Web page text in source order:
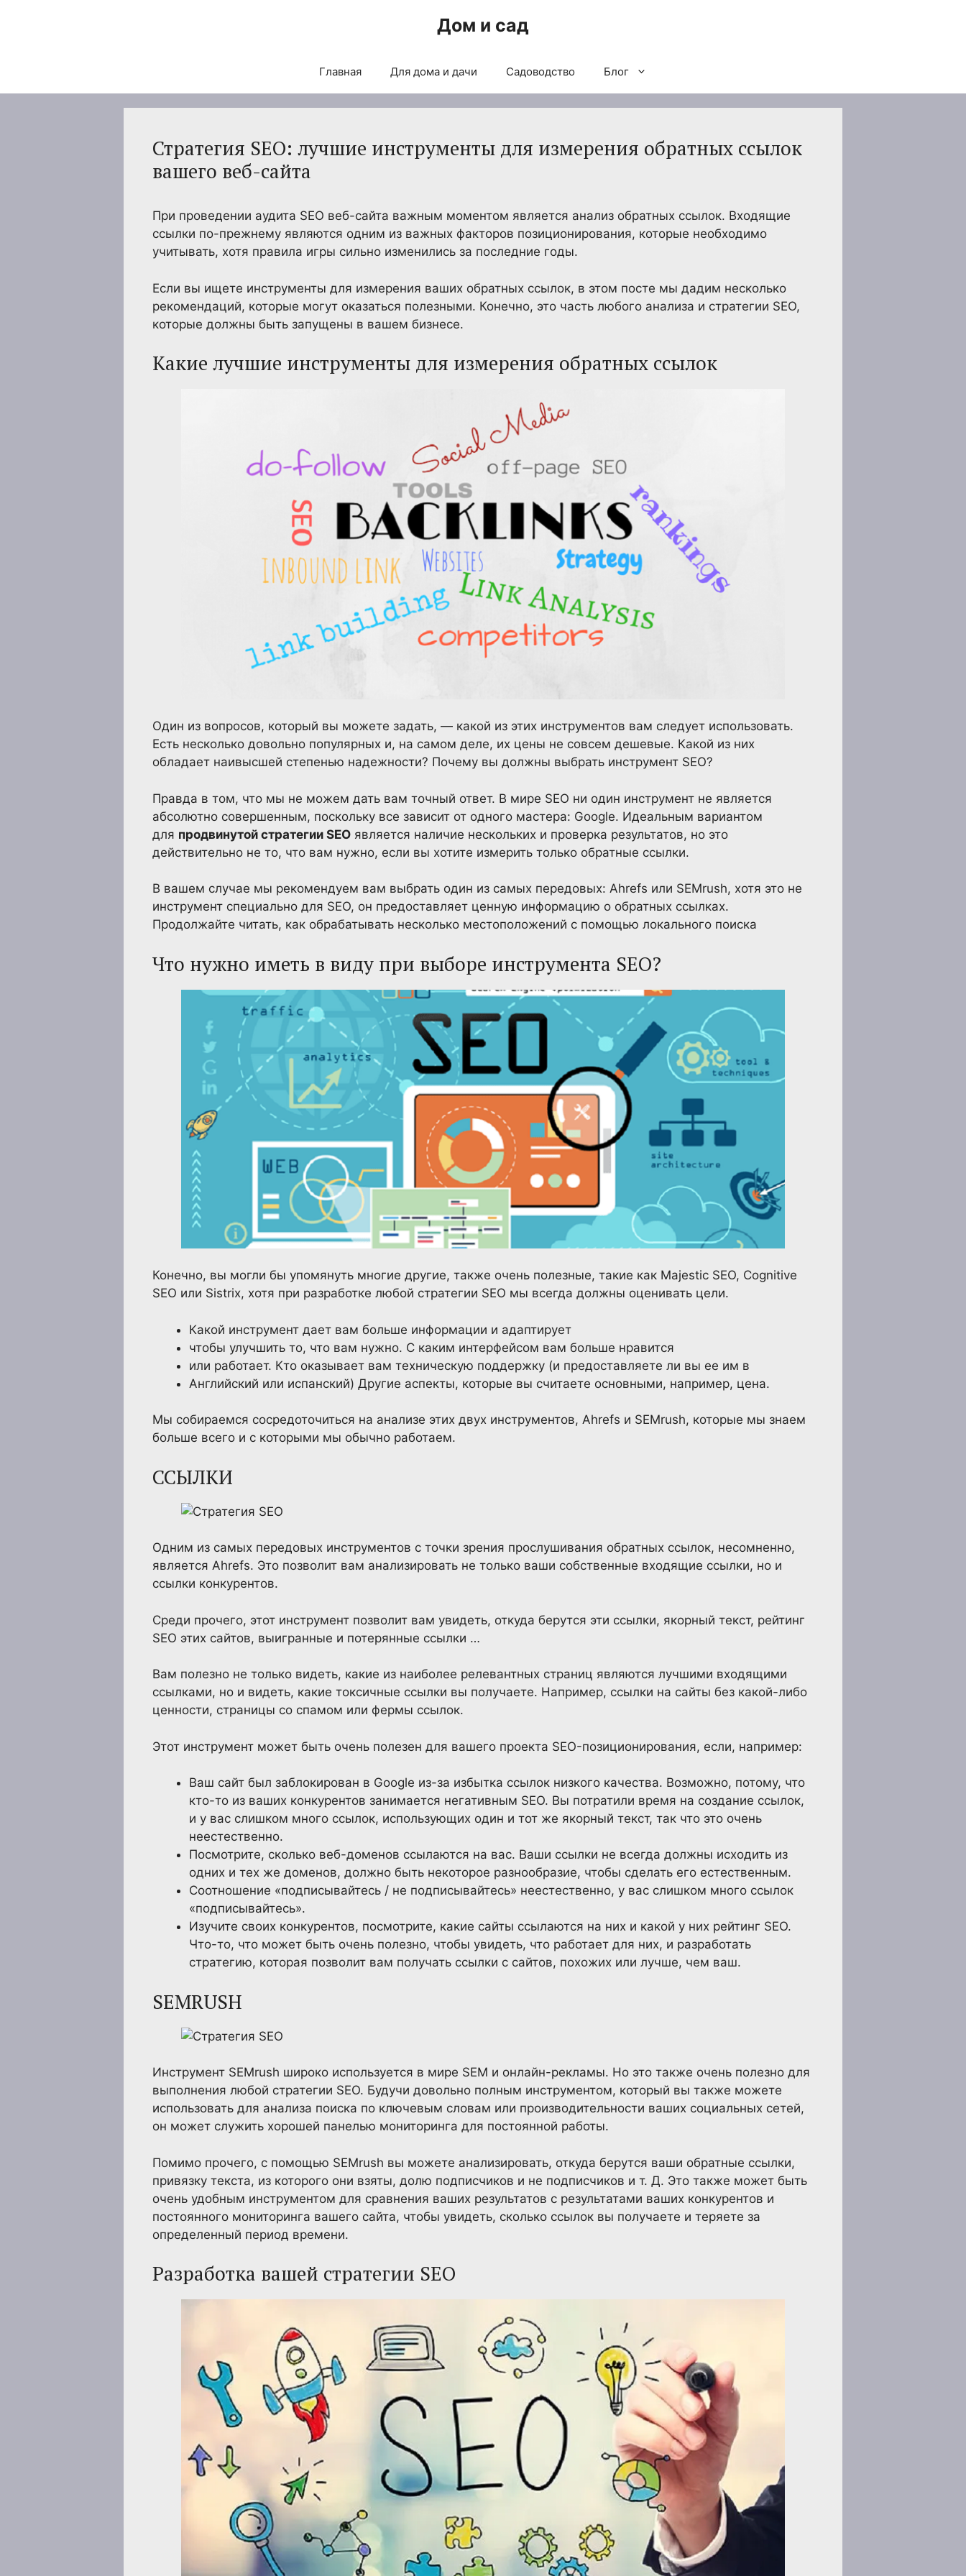
Дом и сад
Главная Для дома и дачи Садоводство Блог
Стратегия SEO: лучшие инструменты для измерения обратных ссылок
вашего веб-сайта
При проведении аудита SEO веб-сайта важным моментом является анализ обратных ссылок. Входящие
ссылки по-прежнему являются одним из важных факторов позиционирования, которые необходимо
учитывать, хотя правила игры сильно изменились за последние годы.
Если вы ищете инструменты для измерения ваших обратных ссылок, в этом посте мы дадим несколько
рекомендаций, которые могут оказаться полезными. Конечно, это часть любого анализа и стратегии SEO,
которые должны быть запущены в вашем бизнесе.
Какие лучшие инструменты для измерения обратных ссылок
Один из вопросов, который вы можете задать, — какой из этих инструментов вам следует использовать.
Есть несколько довольно популярных и, на самом деле, их цены не совсем дешевые. Какой из них
обладает наивысшей степенью надежности? Почему вы должны выбрать инструмент SEO?
Правда в том, что мы не можем дать вам точный ответ. В мире SEO ни один инструмент не является
абсолютно совершенным, поскольку все зависит от одного мастера: Google. Идеальным вариантом
для продвинутой стратегии SEO является наличие нескольких и проверка результатов, но это
действительно не то, что вам нужно, если вы хотите измерить только обратные ссылки.
В вашем случае мы рекомендуем вам выбрать один из самых передовых: Ahrefs или SEMrush, хотя это не
инструмент специально для SEO, он предоставляет ценную информацию о обратных ссылках.
Продолжайте читать, как обрабатывать несколько местоположений с помощью локального поиска
Что нужно иметь в виду при выборе инструмента SEO?
Конечно, вы могли бы упомянуть многие другие, также очень полезные, такие как Majestic SEO, Cognitive
SEO или Sistrix, хотя при разработке любой стратегии SEO мы всегда должны оценивать цели.
Какой инструмент дает вам больше информации и адаптирует
чтобы улучшить то, что вам нужно. С каким интерфейсом вам больше нравится
или работает. Кто оказывает вам техническую поддержку (и предоставляете ли вы ее им в
Английский или испанский) Другие аспекты, которые вы считаете основными, например, цена.
Мы собираемся сосредоточиться на анализе этих двух инструментов, Ahrefs и SEMrush, которые мы знаем
больше всего и с которыми мы обычно работаем.
ССЫЛКИ
Одним из самых передовых инструментов с точки зрения прослушивания обратных ссылок, несомненно,
является Ahrefs. Это позволит вам анализировать не только ваши собственные входящие ссылки, но и
ссылки конкурентов.
Среди прочего, этот инструмент позволит вам увидеть, откуда берутся эти ссылки, якорный текст, рейтинг
SEO этих сайтов, выигранные и потерянные ссылки …
Вам полезно не только видеть, какие из наиболее релевантных страниц являются лучшими входящими
ссылками, но и видеть, какие токсичные ссылки вы получаете. Например, ссылки на сайты без какой-либо
ценности, страницы со спамом или фермы ссылок.
Этот инструмент может быть очень полезен для вашего проекта SEO-позиционирования, если, например:
Ваш сайт был заблокирован в Google из-за избытка ссылок низкого качества. Возможно, потому, что
кто-то из ваших конкурентов занимается негативным SEO. Вы потратили время на создание ссылок,
и у вас слишком много ссылок, использующих один и тот же якорный текст, так что это очень
неестественно.
Посмотрите, сколько веб-доменов ссылаются на вас. Ваши ссылки не всегда должны исходить из
одних и тех же доменов, должно быть некоторое разнообразие, чтобы сделать его естественным.
Соотношение «подписывайтесь / не подписывайтесь» неестественно, у вас слишком много ссылок
«подписывайтесь».
Изучите своих конкурентов, посмотрите, какие сайты ссылаются на них и какой у них рейтинг SEO.
Что-то, что может быть очень полезно, чтобы увидеть, что работает для них, и разработать
стратегию, которая позволит вам получать ссылки с сайтов, похожих или лучше, чем ваш.
SEMRUSH
Инструмент SEMrush широко используется в мире SEM и онлайн-рекламы. Но это также очень полезно для
выполнения любой стратегии SEO. Будучи довольно полным инструментом, который вы также можете
использовать для анализа поиска по ключевым словам или производительности ваших социальных сетей,
он может служить хорошей панелью мониторинга для постоянной работы.
Помимо прочего, с помощью SEMrush вы можете анализировать, откуда берутся ваши обратные ссылки,
привязку текста, из которого они взяты, долю подписчиков и не подписчиков и т. Д. Это также может быть
очень удобным инструментом для сравнения ваших результатов с результатами ваших конкурентов и
постоянного мониторинга вашего сайта, чтобы увидеть, сколько ссылок вы получаете и теряете за
определенный период времени.
Разработка вашей стратегии SEO